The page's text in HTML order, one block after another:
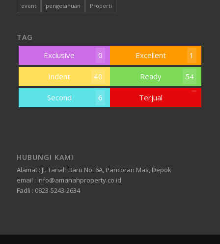
event pengetahuan Properti
TAG
Exclusive 0 Excellent 1
Indent 40 Ready 54
Second 6 Terjual
HUBUNGI KAMI
Alamat : Jl. Tanah Baru No. 6A, Pancoran Mas, Depok
email : info@amanahproperty.co.id
Fadli : 0823-5243-2634